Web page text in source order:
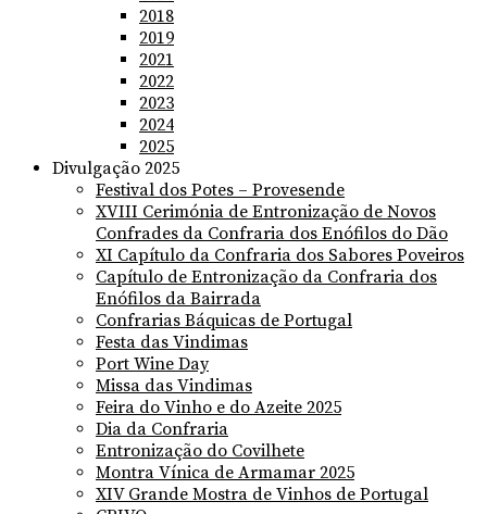
2018
2019
2021
2022
2023
2024
2025
Divulgação 2025
Festival dos Potes – Provesende
XVIII Cerimónia de Entronização de Novos
Confrades da Confraria dos Enófilos do Dão
XI Capítulo da Confraria dos Sabores Poveiros
Capítulo de Entronização da Confraria dos
Enófilos da Bairrada
Confrarias Báquicas de Portugal
Festa das Vindimas
Port Wine Day
Missa das Vindimas
Feira do Vinho e do Azeite 2025
Dia da Confraria
Entronização do Covilhete
Montra Vínica de Armamar 2025
XIV Grande Mostra de Vinhos de Portugal